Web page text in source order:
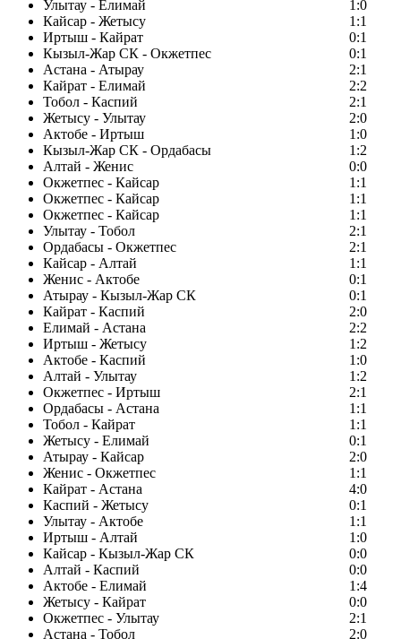
Улытау - Елимай
1:0
Кайсар - Жетысу
1:1
Иртыш - Кайрат
0:1
Кызыл-Жар СК - Окжетпес
0:1
Астана - Атырау
2:1
Кайрат - Елимай
2:2
Тобол - Каспий
2:1
Жетысу - Улытау
2:0
Актобе - Иртыш
1:0
Кызыл-Жар СК - Ордабасы
1:2
Алтай - Женис
0:0
Окжетпес - Кайсар
1:1
Окжетпес - Кайсар
1:1
Окжетпес - Кайсар
1:1
Улытау - Тобол
2:1
Ордабасы - Окжетпес
2:1
Кайсар - Алтай
1:1
Женис - Актобе
0:1
Атырау - Кызыл-Жар СК
0:1
Кайрат - Каспий
2:0
Елимай - Астана
2:2
Иртыш - Жетысу
1:2
Актобе - Каспий
1:0
Алтай - Улытау
1:2
Окжетпес - Иртыш
2:1
Ордабасы - Астана
1:1
Тобол - Кайрат
1:1
Жетысу - Елимай
0:1
Атырау - Кайсар
2:0
Женис - Окжетпес
1:1
Кайрат - Астана
4:0
Каспий - Жетысу
0:1
Улытау - Актобе
1:1
Иртыш - Алтай
1:0
Кайсар - Кызыл-Жар СК
0:0
Алтай - Каспий
0:0
Актобе - Елимай
1:4
Жетысу - Кайрат
0:0
Окжетпес - Улытау
2:1
Астана - Тобол
2:0